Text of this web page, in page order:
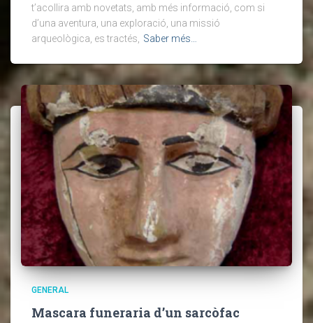
t’acollira amb novetats, amb més informació, com si
d’una aventura, una exploració, una missió
arqueològica, es tractés,
Saber més…
GENERAL
Mascara funeraria d’un sarcòfac